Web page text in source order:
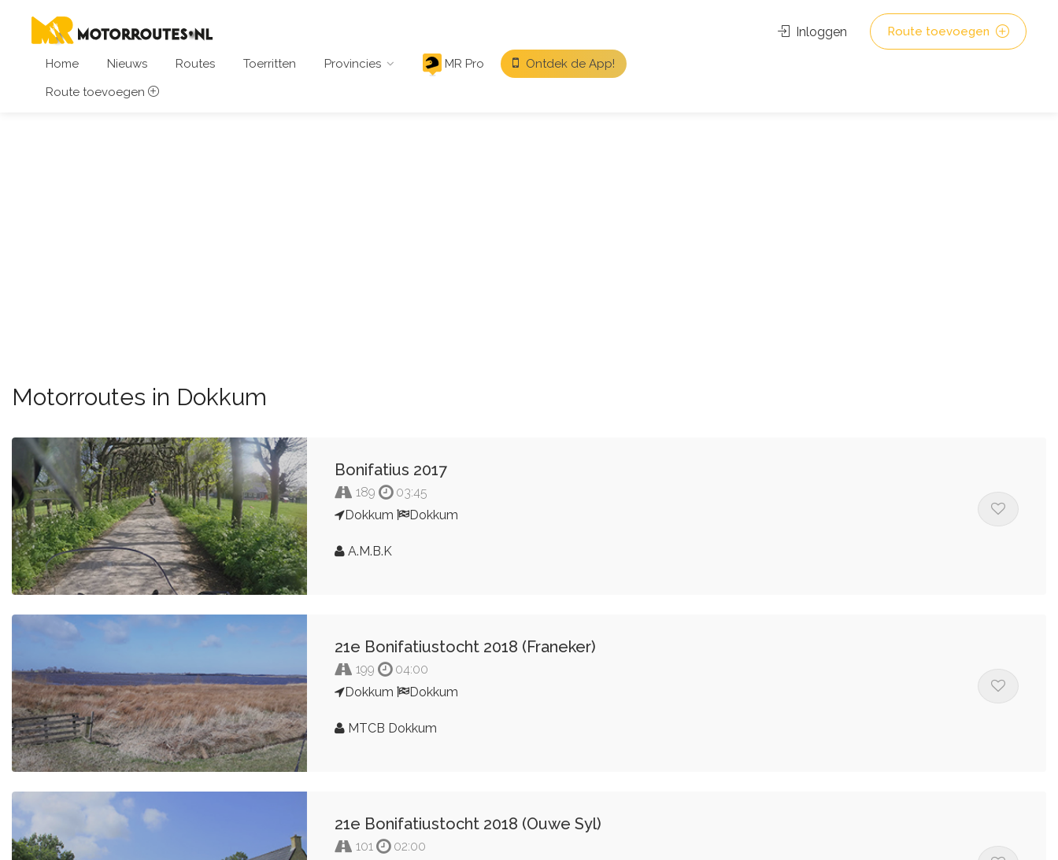
Home Nieuws Routes Toerritten Provincies MR Pro
Ontdek de App!
Route toevoegen
Inloggen Route toevoegen
Motorroutes in Dokkum
Bonifatius 2017
189
03:45
Dokkum
Dokkum
A.M.B.K
21e Bonifatiustocht 2018 (Franeker)
199
04:00
Dokkum
Dokkum
MTCB Dokkum
21e Bonifatiustocht 2018 (Ouwe Syl)
101
02:00